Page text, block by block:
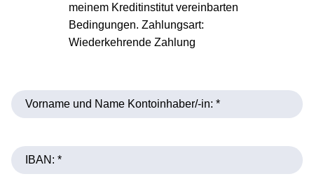
meinem Kreditinstitut vereinbarten
Bedingungen. Zahlungsart:
Wiederkehrende Zahlung